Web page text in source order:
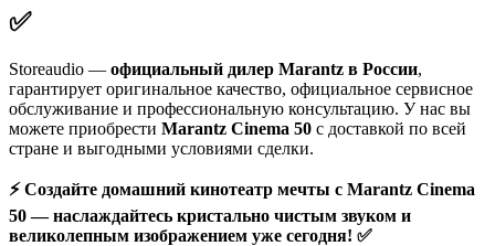
✅
Storeaudio — официальный дилер Marantz в России,
гарантирует оригинальное качество, официальное сервисное
обслуживание и профессиональную консультацию. У нас вы
можете приобрести Marantz Cinema 50 с доставкой по всей
стране и выгодными условиями сделки.
⚡️ Создайте домашний кинотеатр мечты с Marantz Cinema
50 — наслаждайтесь кристально чистым звуком и
великолепным изображением уже сегодня! ✅